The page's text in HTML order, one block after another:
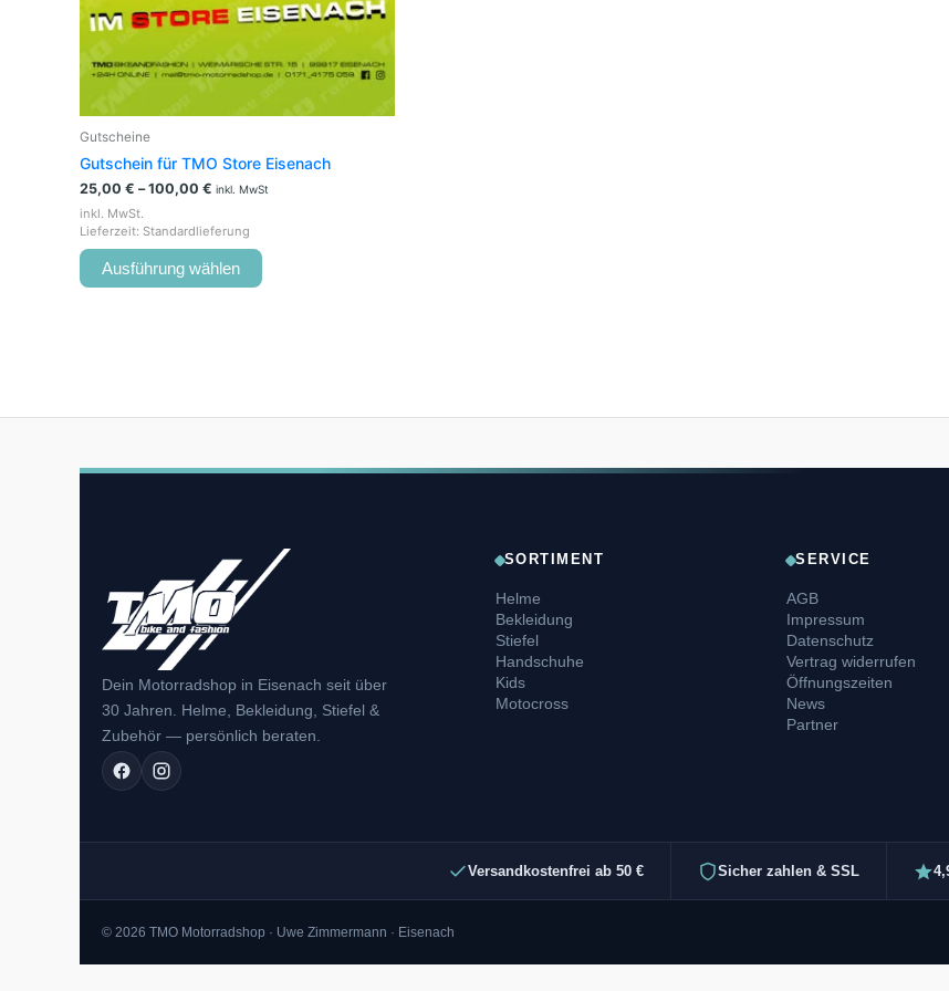
Gutscheine
Gutschein für TMO Store Eisenach
25,00 € –100,00 € inkl. MwSt
inkl. MwSt.
Lieferzeit: Standardlieferung
Ausführung wählen
auf
der
Produktseite
gewählt
werden
Dein Motorradshop in Eisenach seit über
30 Jahren. Helme, Bekleidung, Stiefel &
Zubehör — persönlich beraten.
SORTIMENT
Helme
Bekleidung
Stiefel
Handschuhe
Kids
Motocross
SERVICE
AGB
Impressum
Datenschutz
Vertrag widerrufen
Öffnungszeiten
News
Partner
Versandkostenfrei ab 50 € Sicher zahlen & SSL
© 2026 TMO Motorradshop · Uwe Zimmermann · Eisenach